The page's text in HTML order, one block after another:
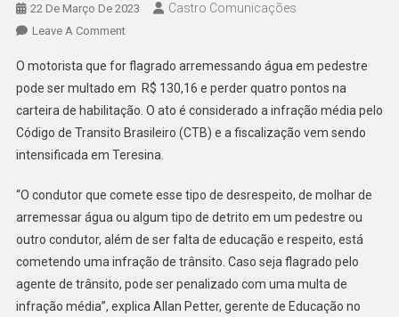
22 De Março De 2023 Castro Comunicações
Leave A Comment
O motorista que for flagrado arremessando água em pedestre
pode ser multado em R$ 130,16 e perder quatro pontos na
carteira de habilitação. O ato é considerado a infração média pelo
Código de Transito Brasileiro (CTB) e a fiscalização vem sendo
intensificada em Teresina.
“O condutor que comete esse tipo de desrespeito, de molhar de
arremessar água ou algum tipo de detrito em um pedestre ou
outro condutor, além de ser falta de educação e respeito, está
cometendo uma infração de trânsito. Caso seja flagrado pelo
agente de trânsito, pode ser penalizado com uma multa de
infração média”, explica Allan Petter, gerente de Educação no